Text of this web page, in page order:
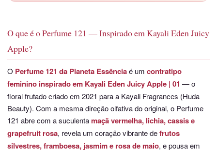
O que é o Perfume 121 — Inspirado em Kayali Eden Juicy
Apple?
O Perfume 121 da Planeta Essênciaé um contratipo
feminino inspirado em Kayali Eden Juicy Apple | 01 — o
floral frutado criado em 2021 para a Kayali Fragrances (Huda
Beauty). Com a mesma direção olfativa do original, o Perfume
121 abre com a suculenta maçã vermelha, lichia, cassis e
grapefruit rosa, revela um coração vibrante defrutos
silvestres, framboesa, jasmim e rosa de maio, e pousa em